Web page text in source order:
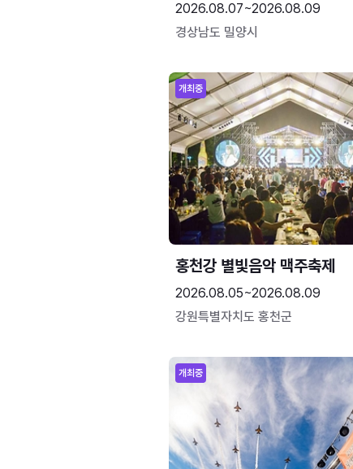
2026.08.07~2026.08.09
경상남도 밀양시
개최중
홍천강 별빛음악 맥주축제
2026.08.05~2026.08.09
강원특별자치도 홍천군
개최중